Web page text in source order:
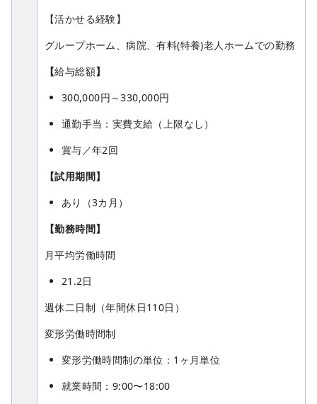
【活かせる経験】
グループホーム、病院、有料(特養)老人ホームでの勤務
【給与総額】
300,000円～330,000円
通勤手当：実費支給（上限なし）
賞与／年2回
【試用期間】
あり（3カ月）
【勤務時間】
月平均労働時間
21.2日
週休二日制（年間休日110日）
変形労働時間制
変形労働時間制の単位：1ヶ月単位
就業時間：9:00〜18:00